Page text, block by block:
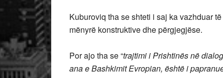
Kuburoviq tha se shteti i saj ka vazhduar
mënyrë konstruktive dhe përgjegjëse.
Por ajo tha se “trajtimi i Prishtinës në
ana e Bashkimit Evropian, është i